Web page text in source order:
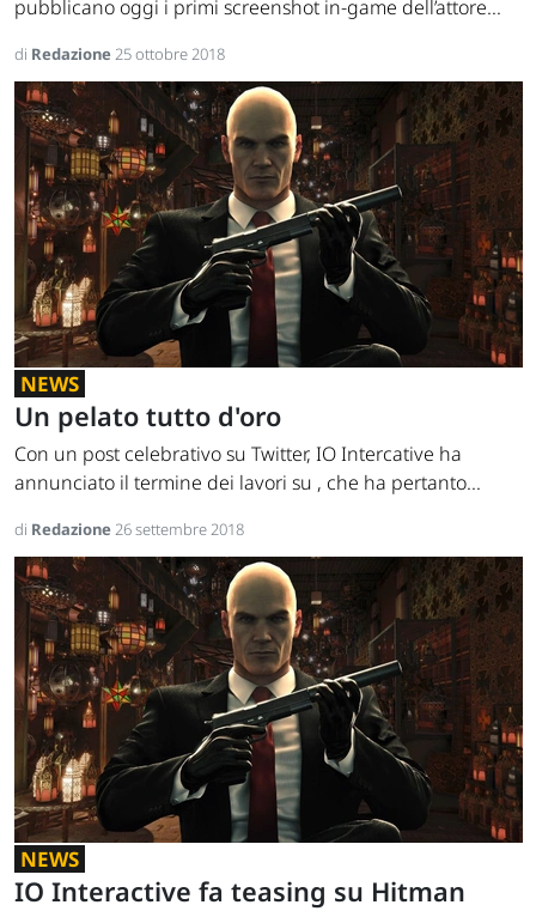
pubblicano oggi i primi screenshot in-game dell’attore...
di Redazione25 ottobre 2018
NEWS
Un pelato tutto d'oro
Con un post celebrativo su Twitter, IO Intercative ha
annunciato il termine dei lavori su , che ha pertanto...
di Redazione26 settembre 2018
NEWS
IO Interactive fa teasing su Hitman